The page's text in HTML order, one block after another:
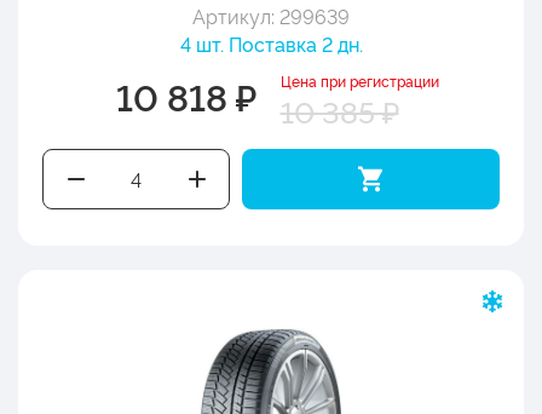
Артикул: 299639
4 шт. Поставка 2 дн.
10 818 ₽ Цена при регистрации
10 385 ₽